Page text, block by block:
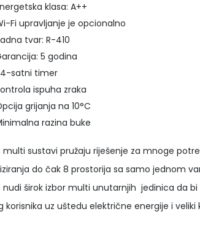
klasa: A++
Fi upravljanje je opcionalno
tvar: R-410
5 godina
satni timer
ispuha zraka
grijanja na 10°C
razina buke
multi sustavi pružaju riješenje za mnoge
do čak 8 prostorija sa samo jednom
nudi širok izbor multi unutarnjih jedinica da
korisnika uz uštedu električne energije i veliki